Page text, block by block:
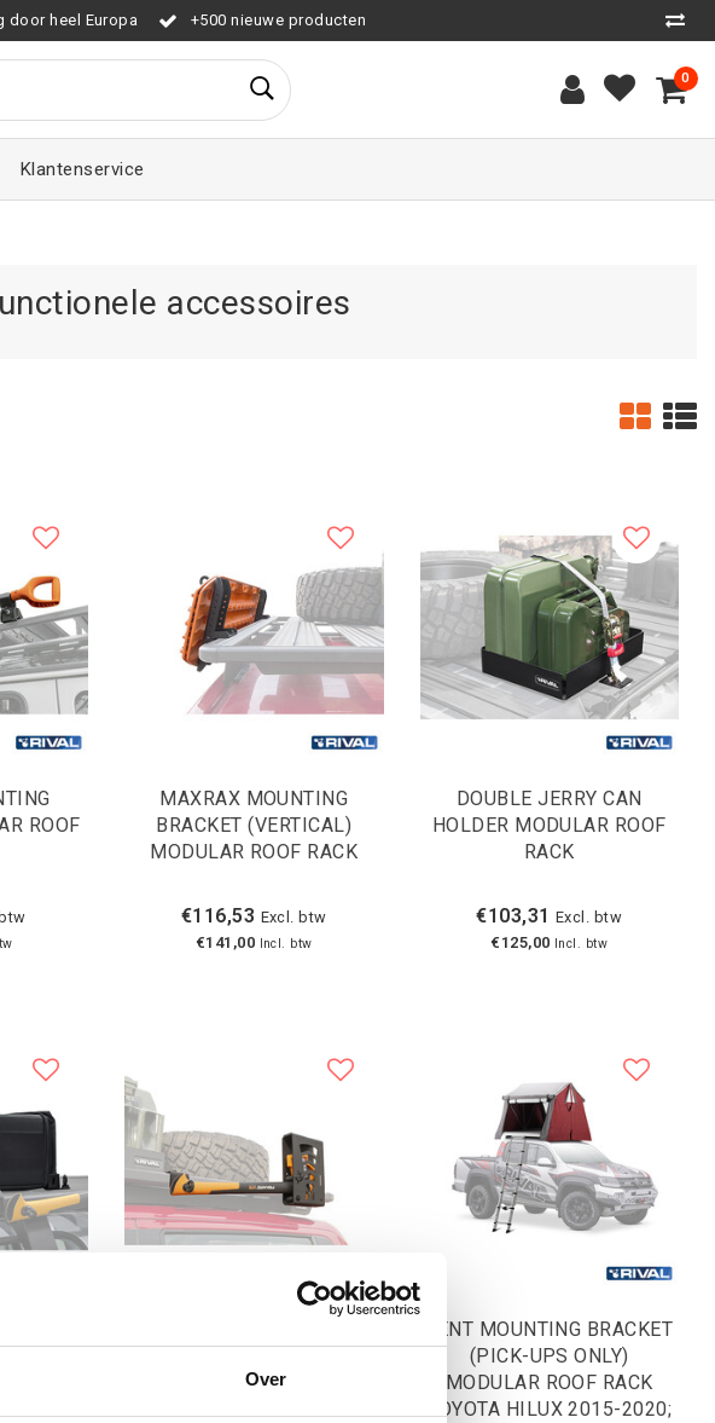
Over
door heel Europa +500 nieuwe producten
0
Klantenservice
accessoires
ROOF
MAXRAX MOUNTING
BRACKET (VERTICAL)
MODULAR ROOF RACK
€116,53 Excl. btw
€141,00 Incl. btw
DOUBLE JERRY CAN
HOLDER MODULAR ROOF
RACK
€103,31 Excl. btw
€125,00 Incl. btw
TENT MOUNTING BRACKET
(PICK-UPS ONLY)
MODULAR ROOF RACK
TOYOTA HILUX 2015-2020;